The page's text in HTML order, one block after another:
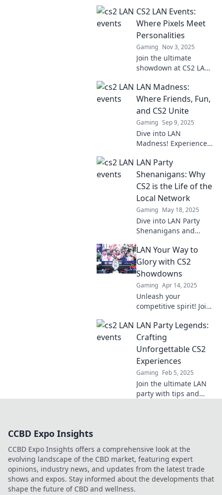
CS2 LAN Events:
Where Pixels Meet
Personalities
Gaming Nov 3, 2025
Join the ultimate
showdown at CS2 LAN
epic gameplay,
unforgettable
moments, and meet
fellow gamers. Game
on!
LAN Madness:
Where Friends, Fun,
and CS2 Unite
Gaming Sep 9, 2025
Dive into LAN
Madness! Experience
competition, and
unforgettable
moments with friends
in CS2. Join the
adventure now!
LAN Party
Shenanigans: Why
CS2 is the Life of the
Local Network
Gaming May 18, 2025
Dive into LAN Party
Shenanigans and
reigns supreme in
local networks!
Unleash the fun and
chaos today!
LAN Your Way to
Glory with CS2
Showdowns
Gaming Apr 14, 2025
Unleash your
competitive spirit! Join
showdowns and learn
strategies to conquer
the battlefield. Glory
awaits!
LAN Party Legends:
Crafting
Unforgettable CS2
Experiences
Gaming Feb 5, 2025
Join the ultimate LAN
party with tips and
CCBD Expo Insights
CCBD Expo Insights offers a comprehensive look at the
evolving landscape of the CBD market, featuring expert
opinions, industry news, and updates from the latest trade
shows and expos. Stay informed about the developments that
shape the future of CBD and wellness.